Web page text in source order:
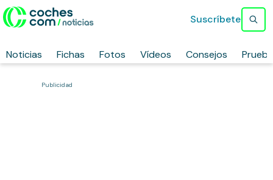
Noticias Fichas Fotos Vídeos Consejos
Suscríbete
Publicidad